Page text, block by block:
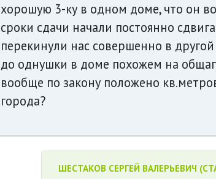
хорошую 3-ку в одном доме, что он
сроки сдачи начали постоянно
перекинули нас совершенно в
до однушки в доме похожем на
вообще по закону положено
города?
ШЕСТАКОВ СЕРГЕЙ ВАЛЕРЬЕВИЧ